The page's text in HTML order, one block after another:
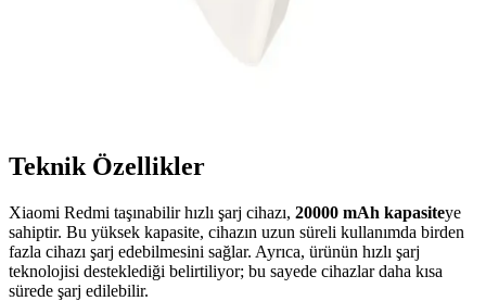
İntouch 10.000mAh PD 20W Powerbank ile Hızlı ve
Teknik Özellikler
Xiaomi Redmi taşınabilir hızlı şarj cihazı, 20000 mAh kapasiteye
sahiptir. Bu yüksek kapasite, cihazın uzun süreli kullanımda birden
fazla cihazı şarj edebilmesini sağlar. Ayrıca, ürünün hızlı şarj
teknolojisi desteklediği belirtiliyor; bu sayede cihazlar daha kısa
sürede şarj edilebilir.